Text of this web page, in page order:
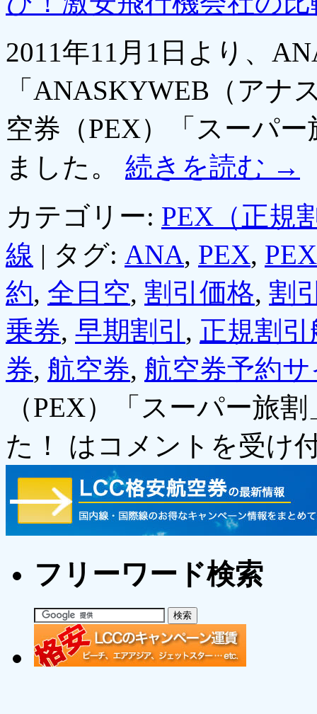
2011年11月1日より、
「ANASKYWEB（アナ
空券（PEX）「スーパ
ました。 続きを読む →
カテゴリー: PEX（正規
線 | タグ: ANA, PEX,
約, 全日空, 割引価格, 割
乗券, 早期割引 , 正規割
券, 航空券, 航空券予約
（PEX）「スーパー旅
た！ は コメントを受け
フリーワード検索